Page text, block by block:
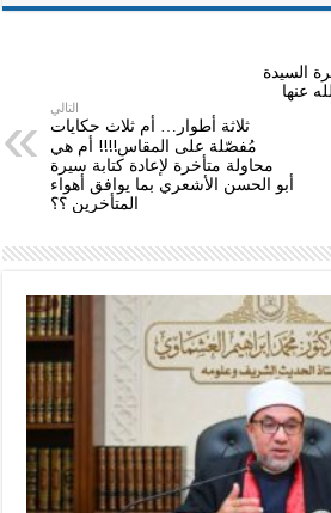
السيدة
عنها
التالي
ثلاثة أطوار… أم ثلاث حكايات
مُفصّلة على المقاس!!!! أم هي
محاولة متأخرة لإعادة كتابة سيرة
أبو الحسن الأشعري بما يوافق أهواء
المتأخرين ؟؟